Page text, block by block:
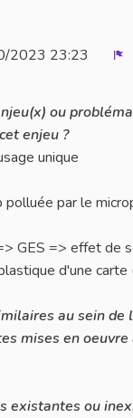
2023 23:23
ou
enjeu ?
unique
par le
GES => effet de
d'une carte
au sein de
mises en
existantes ou